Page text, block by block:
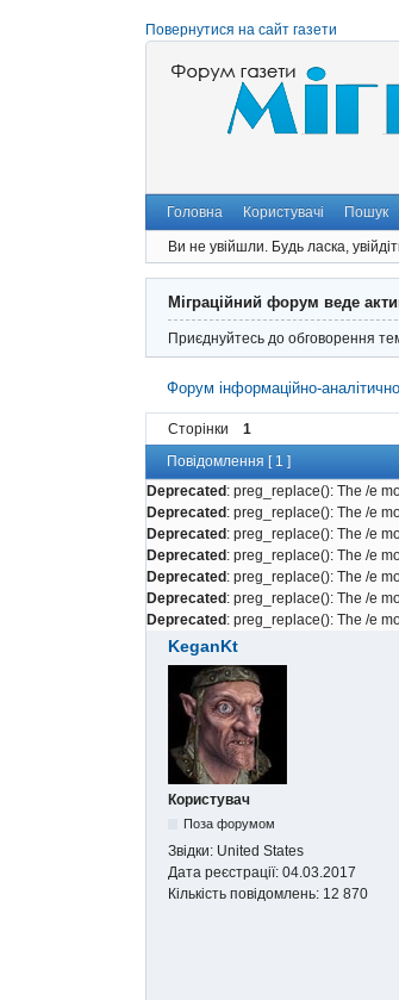
Повернутися на сайт газети
Головна Користувачі Пошук
Ви не увійшли. Будь ласка,
Міграційний форум веде
Приєднуйтесь до обговорення
Форум інформаційно-
Сторінки 1
Повідомлення [ 1 ]
Deprecated: preg_replace(): The /e
Deprecated: preg_replace(): The /e
Deprecated: preg_replace(): The /e
Deprecated: preg_replace(): The /e
Deprecated: preg_replace(): The /e
Deprecated: preg_replace(): The /e
Deprecated: preg_replace(): The /e
KeganKt
Користувач
Поза форумом
Звідки: United States
Дата реєстрації: 04.03.2017
Кількість повідомлень: 12 870